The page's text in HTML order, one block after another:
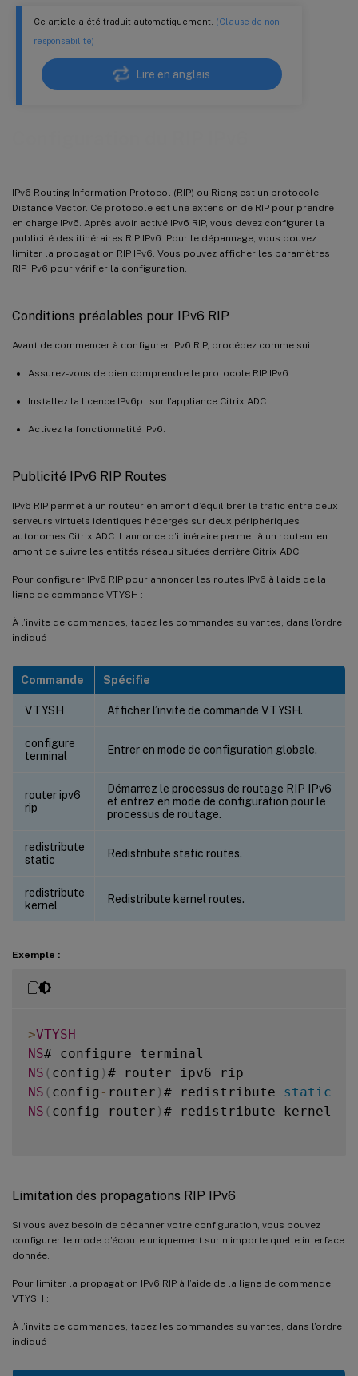
Ce article a été traduit automatiquement. (Clause de non
responsabilité)
Lire en anglais
IPv6 Routing Information Protocol (RIP) ou Ripng est un protocole
Distance Vector. Ce protocole est une extension de RIP pour prendre
en charge IPv6. Après avoir activé IPv6 RIP, vous devez configurer la
publicité des itinéraires RIP IPv6. Pour le dépannage, vous pouvez
limiter la propagation RIP IPv6. Vous pouvez afficher les paramètres
RIP IPv6 pour vérifier la configuration.
Conditions préalables pour IPv6 RIP
Avant de commencer à configurer IPv6 RIP, procédez comme suit :
Assurez-vous de bien comprendre le protocole RIP IPv6.
Installez la licence IPv6pt sur l’appliance Citrix ADC.
Activez la fonctionnalité IPv6.
Publicité IPv6 RIP Routes
IPv6 RIP permet à un routeur en amont d’équilibrer le trafic entre deux
serveurs virtuels identiques hébergés sur deux périphériques
autonomes Citrix ADC. L’annonce d’itinéraire permet à un routeur en
amont de suivre les entités réseau situées derrière Citrix ADC.
Pour configurer IPv6 RIP pour annoncer les routes IPv6 à l’aide de la
ligne de commande VTYSH :
À l’invite de commandes, tapez les commandes suivantes, dans l’ordre
indiqué :
Commande Spécifie
VTYSH Afficher l’invite de commande VTYSH.
configure
terminal
Entrer en mode de configuration globale.
router ipv6
rip
Démarrez le processus de routage RIP IPv6
et entrez en mode de configuration pour le
processus de routage.
redistribute
static
Redistribute static routes.
redistribute
kernel
Redistribute kernel routes.
Exemple :
>VTYSH
NS
NS ( config )
NS ( config - router ) # redistribute static
NS ( config - router ) # redistribute kernel
Limitation des propagations RIP IPv6
Si vous avez besoin de dépanner votre configuration, vous pouvez
configurer le mode d’écoute uniquement sur n’importe quelle interface
donnée.
Pour limiter la propagation IPv6 RIP à l’aide de la ligne de commande
VTYSH :
À l’invite de commandes, tapez les commandes suivantes, dans l’ordre
indiqué :